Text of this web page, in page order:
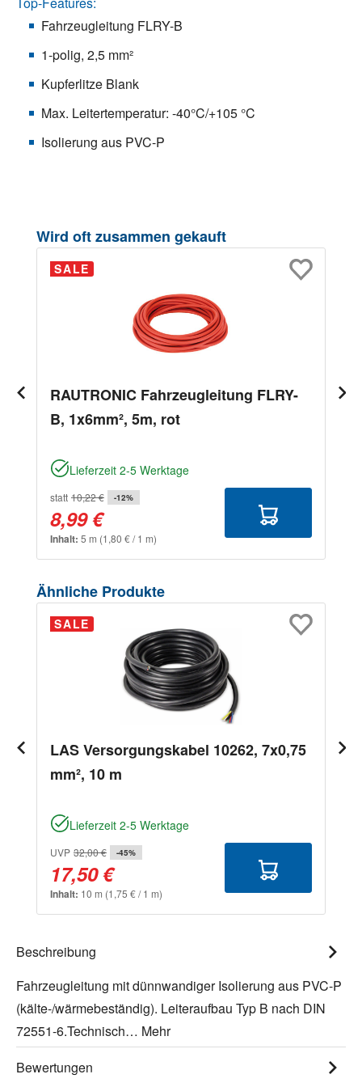
Fahrzeugleitung FLRY-B
1-polig, 2,5 mm²
Kupferlitze Blank
Max. Leitertemperatur: -40°C/+105 °C
Isolierung aus PVC-P
Produktgalerie überspringen
Wird oft zusammen gekauft
SALE
RAUTRONIC Fahrzeugleitung FLRY-
B, 1x6mm², 5m, rot
Lieferzeit 2-5 Werktage
statt 10,22 € -12%
8,99 €
Inhalt: 5 m (1,80 € / 1 m)
Produktgalerie überspringen
Ähnliche Produkte
SALE
LAS Versorgungskabel 10262, 7x0,75
mm², 10 m
Lieferzeit 2-5 Werktage
UVP 32,00 € -45%
17,50 €
Inhalt: 10 m (1,75 € / 1 m)
Beschreibung
Fahrzeugleitung mit dünnwandiger Isolierung aus PVC-P
(kälte-/wärmebeständig). Leiteraufbau Typ B nach DIN
72551-6.Technisch… Mehr
Bewertungen